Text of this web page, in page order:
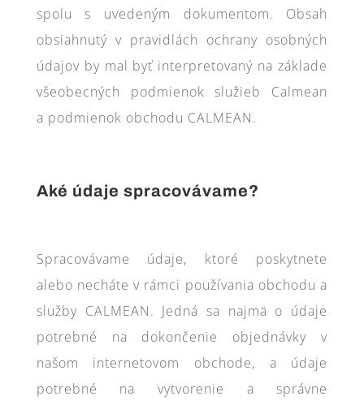
spolu s uvedeným dokumentom. Obsah
obsiahnutý v pravidlách ochrany osobných
údajov by mal byť interpretovaný na základe
všeobecných podmienok služieb Calmean
a podmienok obchodu CALMEAN.
Aké údaje spracovávame?
Spracovávame údaje, ktoré poskytnete
alebo necháte v rámci používania obchodu a
služby CALMEAN. Jedná sa najmä o údaje
potrebné na dokončenie objednávky v
našom internetovom obchode, a údaje
potrebné na vytvorenie a správne